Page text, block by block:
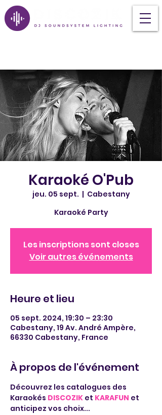
Karaoké O'Pub
jeu. 05 sept.
  |
Cabestany
Karaoké Party
Les inscriptions sont closes
Voir autres événements
Heure et lieu
05 sept. 2024, 19:30 – 23:30
Cabestany, 19 Av. André Ampère,
66330 Cabestany, France
À propos de l'événement
Découvrez les catalogues des
Karaokés DISCOZIK et KARAFUN et
anticipez vos choix...